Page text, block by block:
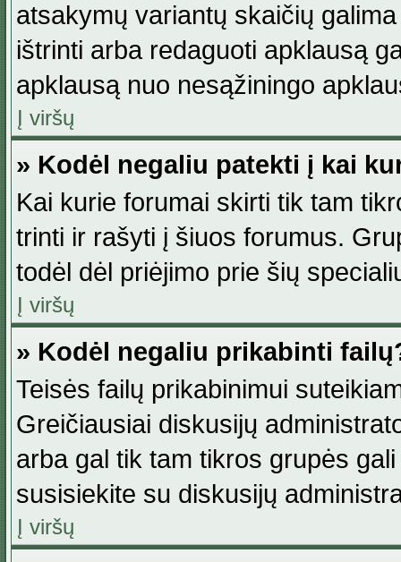
atsakymų variantų skaičių
ištrinti arba redaguoti apklausą
apklausą nuo nesąžiningo
Į viršų
» Kodėl negaliu patekti į kai
Kai kurie forumai skirti tik tam
trinti ir rašyti į šiuos forumus.
todėl dėl priėjimo prie šių
Į viršų
» Kodėl negaliu prikabinti
Teisės failų prikabinimui
Greičiausiai diskusijų
arba gal tik tam tikros grupės
susisiekite su diskusijų
Į viršų